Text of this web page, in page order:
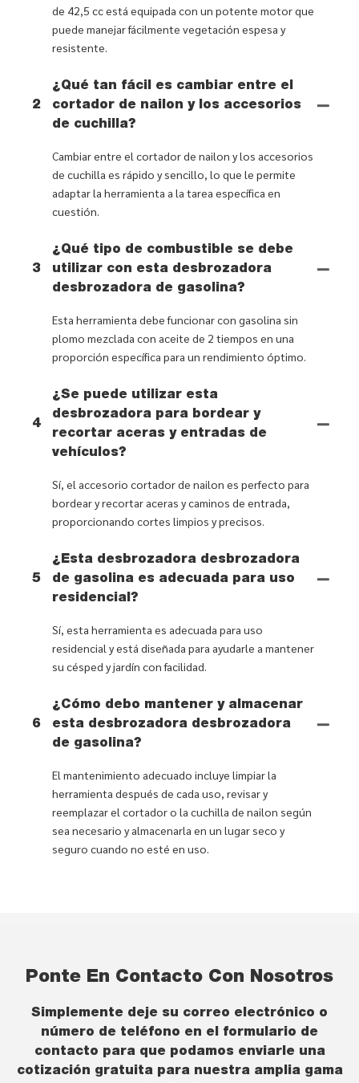
de 42,5 cc está equipada con un potente motor que
puede manejar fácilmente vegetación espesa y
resistente.
2
¿Qué tan fácil es cambiar entre el
cortador de nailon y los accesorios
de cuchilla?
Cambiar entre el cortador de nailon y los accesorios
de cuchilla es rápido y sencillo, lo que le permite
adaptar la herramienta a la tarea específica en
cuestión.
3
¿Qué tipo de combustible se debe
utilizar con esta desbrozadora
desbrozadora de gasolina?
Esta herramienta debe funcionar con gasolina sin
plomo mezclada con aceite de 2 tiempos en una
proporción específica para un rendimiento óptimo.
4
¿Se puede utilizar esta
desbrozadora para bordear y
recortar aceras y entradas de
vehículos?
Sí, el accesorio cortador de nailon es perfecto para
bordear y recortar aceras y caminos de entrada,
proporcionando cortes limpios y precisos.
5
¿Esta desbrozadora desbrozadora
de gasolina es adecuada para uso
residencial?
Sí, esta herramienta es adecuada para uso
residencial y está diseñada para ayudarle a mantener
su césped y jardín con facilidad.
6
¿Cómo debo mantener y almacenar
esta desbrozadora desbrozadora
de gasolina?
El mantenimiento adecuado incluye limpiar la
herramienta después de cada uso, revisar y
reemplazar el cortador o la cuchilla de nailon según
sea necesario y almacenarla en un lugar seco y
seguro cuando no esté en uso.
Ponte En Contacto Con Nosotros
Simplemente deje su correo electrónico o
número de teléfono en el formulario de
contacto para que podamos enviarle una
cotización gratuita para nuestra amplia gama